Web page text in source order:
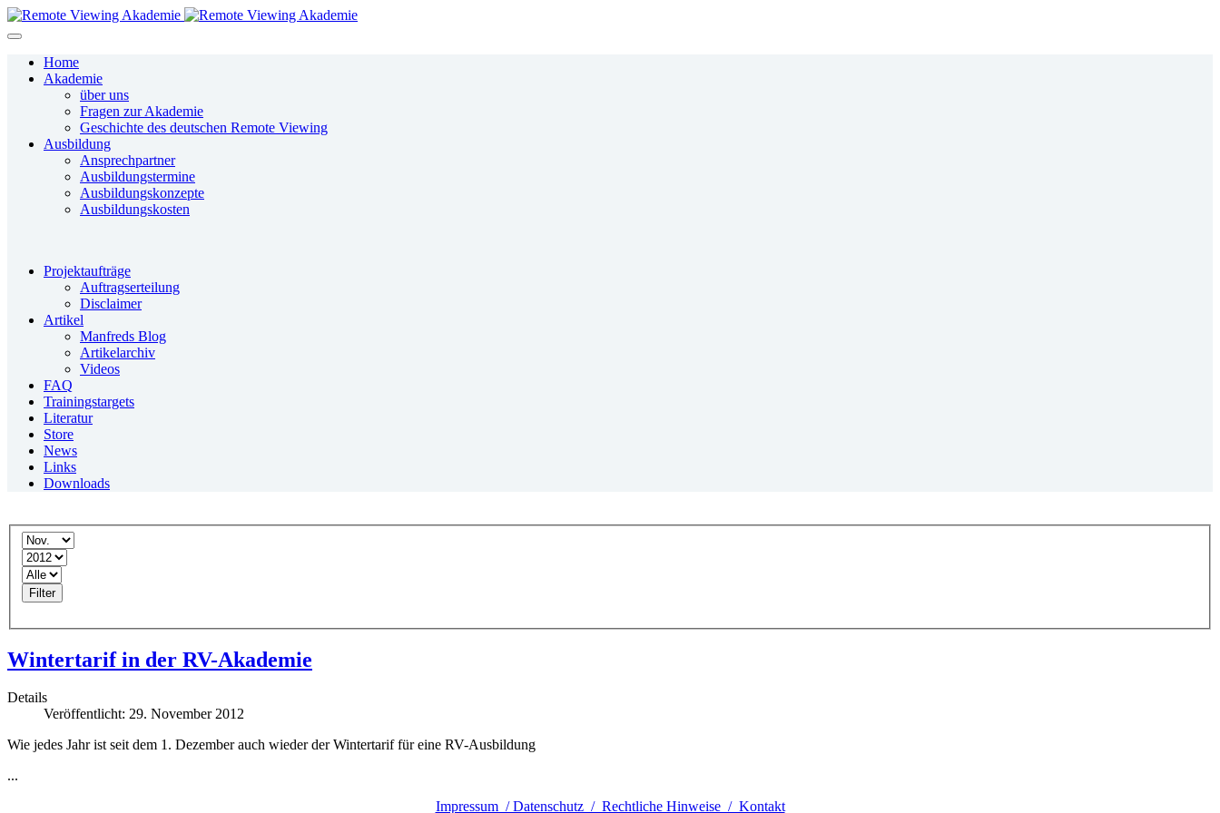
Home
Akademie
über uns
Fragen zur Akademie
Geschichte des deutschen Remote Viewing
Ausbildung
Ansprechpartner
Ausbildungstermine
Ausbildungskonzepte
Ausbildungskosten
Projektaufträge
Auftragserteilung
Disclaimer
Artikel
Manfreds Blog
Artikelarchiv
Videos
FAQ
Trainingstargets
Literatur
Store
News
Links
Downloads
Filter
Wintertarif in der RV-Akademie
Details
Veröffentlicht: 29. November 2012
Wie jedes Jahr ist seit dem 1. Dezember auch wieder der Wintertarif für eine RV-Ausbildung
...
Impressum / Datenschutz / Rechtliche Hinweise / Kontakt